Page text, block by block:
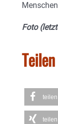
Foto
teilen
teilen